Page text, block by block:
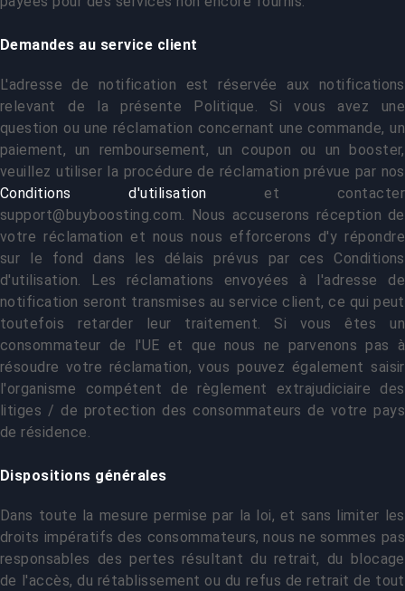
Demandes au service client
L'adresse de notification est réservée aux notifications
relevant de la présente Politique. Si vous avez une
question ou une réclamation concernant une commande, un
paiement, un remboursement, un coupon ou un booster,
veuillez utiliser la procédure de réclamation prévue par nos
Conditions d'utilisation et contacter
support@buyboosting.com. Nous accuserons réception de
votre réclamation et nous nous efforcerons d'y répondre
sur le fond dans les délais prévus par ces Conditions
d'utilisation. Les réclamations envoyées à l'adresse de
notification seront transmises au service client, ce qui peut
toutefois retarder leur traitement. Si vous êtes un
consommateur de l'UE et que nous ne parvenons pas à
résoudre votre réclamation, vous pouvez également saisir
l'organisme compétent de règlement extrajudiciaire des
litiges / de protection des consommateurs de votre pays
de résidence.
Dispositions générales
Dans toute la mesure permise par la loi, et sans limiter les
droits impératifs des consommateurs, nous ne sommes pas
responsables des pertes résultant du retrait, du blocage
de l'accès, du rétablissement ou du refus de retrait de tout